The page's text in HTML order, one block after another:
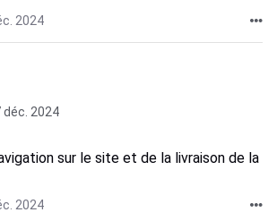
2024
déc. 2024
sur le site et de la livraison de la
2024